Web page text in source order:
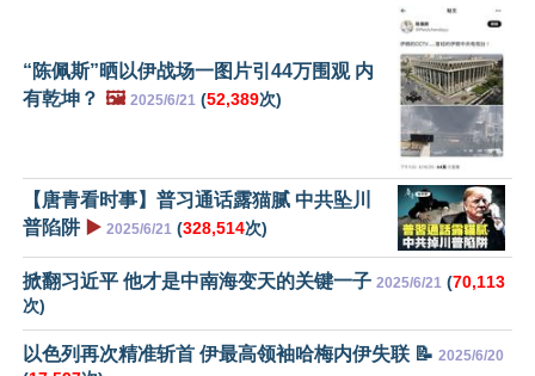
“陈佩斯”晒以伊战场一图片引44万围观 内
有乾坤？ 🖼️ 2025/6/21 (52,389次)
【唐青看时事】普习通话露猫腻 中共坠川
普陷阱 ▶️ 2025/6/21 (328,514次)
掀翻习近平 他才是中南海变天的关键一子 2025/6/21 (70,113
次)
以色列再次精准斩首 伊最高领袖哈梅内伊失联 📝 2025/6/20